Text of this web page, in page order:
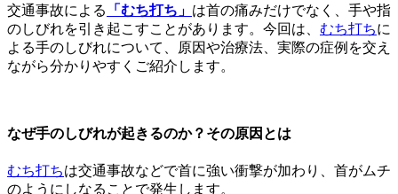
交通事故による
「むち打ち」 は首の痛みだけでなく、手や指
のしびれを引き起こすことがあります。今回は、 むち打ちに
よる手のしびれについて、原因や治療法、実際の症例を交え
ながら分かりやすくご紹介します。
なぜ手のしびれが起きるのか？その原因とは
むち打ちは交通事故などで首に強い衝撃が加わり、首がムチ
のようにしなることで発生します。